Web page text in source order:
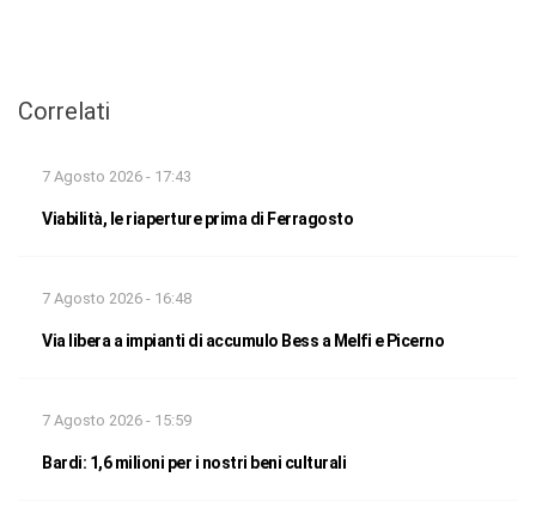
Correlati
7 Agosto 2026 - 17:43
Viabilità, le riaperture prima di Ferragosto
7 Agosto 2026 - 16:48
Via libera a impianti di accumulo Bess a Melfi e Picerno
7 Agosto 2026 - 15:59
Bardi: 1,6 milioni per i nostri beni culturali